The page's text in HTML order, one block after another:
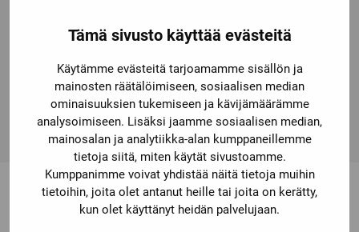
Tämä sivusto käyttää evästeitä
Käytämme evästeitä tarjoamamme sisällön ja
mainosten räätälöimiseen, sosiaalisen median
ominaisuuksien tukemiseen ja kävijämäärämme
analysoimiseen. Lisäksi jaamme sosiaalisen median,
mainosalan ja analytiikka-alan kumppaneillemme
tietoja siitä, miten käytät sivustoamme.
Kumppanimme voivat yhdistää näitä tietoja muihin
tietoihin, joita olet antanut heille tai joita on kerätty,
kun olet käyttänyt heidän palvelujaan.
auxiliaryswitches, auxiliary releases etc. is standardized
modules and the SIRIUS 3RV29 infeed system
considerably reduce the wiring expense. Simple, efficient
and always up to date – SIRIUS modular system.